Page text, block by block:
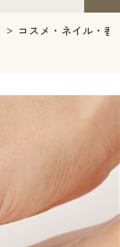
コスメ・ネイル・香